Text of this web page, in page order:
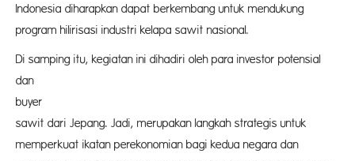
Indonesia diharapkan dapat berkembang untuk mendukung
program hilirisasi industri kelapa sawit nasional.
Di samping itu, kegiatan ini dihadiri oleh para investor potensial
dan
buyer
sawit dari Jepang. Jadi, merupakan langkah strategis untuk
memperkuat ikatan perekonomian bagi kedua negara dan